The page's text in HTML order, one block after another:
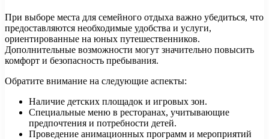
При выборе места для семейного отдыха важно убедиться, что
предоставляются необходимые удобства и услуги,
ориентированные на юных путешественников.
Дополнительные возможности могут значительно повысить
комфорт и безопасность пребывания.
Обратите внимание на следующие аспекты:
Наличие детских площадок и игровых зон.
Специальные меню в ресторанах, учитывающие
предпочтения и потребности детей.
Проведение анимационных программ и мероприятий